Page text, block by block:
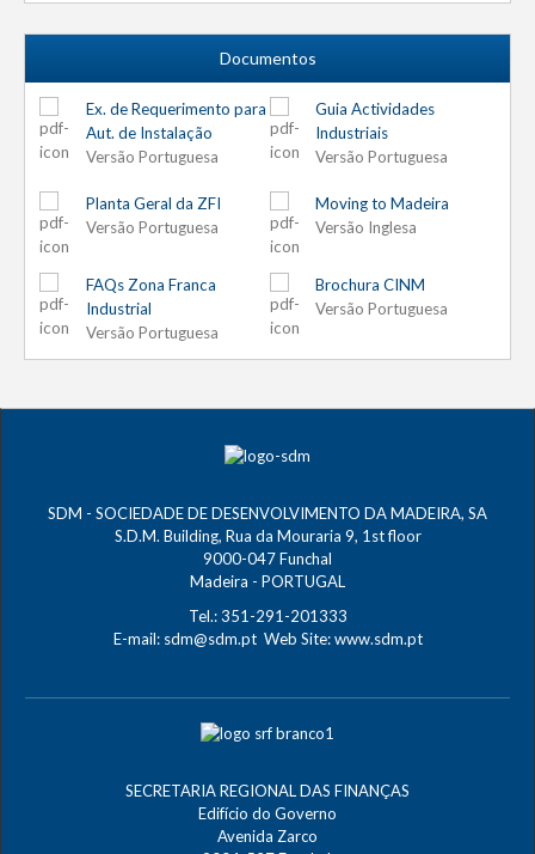
Documentos
Ex. de Requerimento para
Aut. de Instalação
Versão Portuguesa
Guia Actividades
Industriais
Versão Portuguesa
Planta Geral da ZFI
Versão Portuguesa
Moving to Madeira
Versão Inglesa
FAQs Zona Franca
Industrial
Versão Portuguesa
Brochura CINM
Versão Portuguesa
SDM - SOCIEDADE DE DESENVOLVIMENTO DA MADEIRA, SA
S.D.M. Building, Rua da Mouraria 9, 1st floor
9000-047 Funchal
Madeira - PORTUGAL
Tel.: 351-291-201333
E-mail: sdm@sdm.ptWeb Site:www.sdm.pt
SECRETARIA REGIONAL DAS FINANÇAS
Edifício do Governo
Avenida Zarco